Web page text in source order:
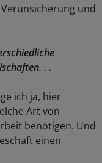
und
. .
ich ja, hier
Art von
benötigen. Und
einen